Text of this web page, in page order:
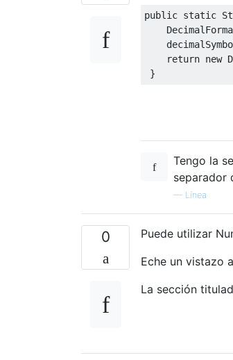
public static
return new
}
Tengo la
separador
— Línea
0
Puede utilizar
Eche un vistazo
La sección